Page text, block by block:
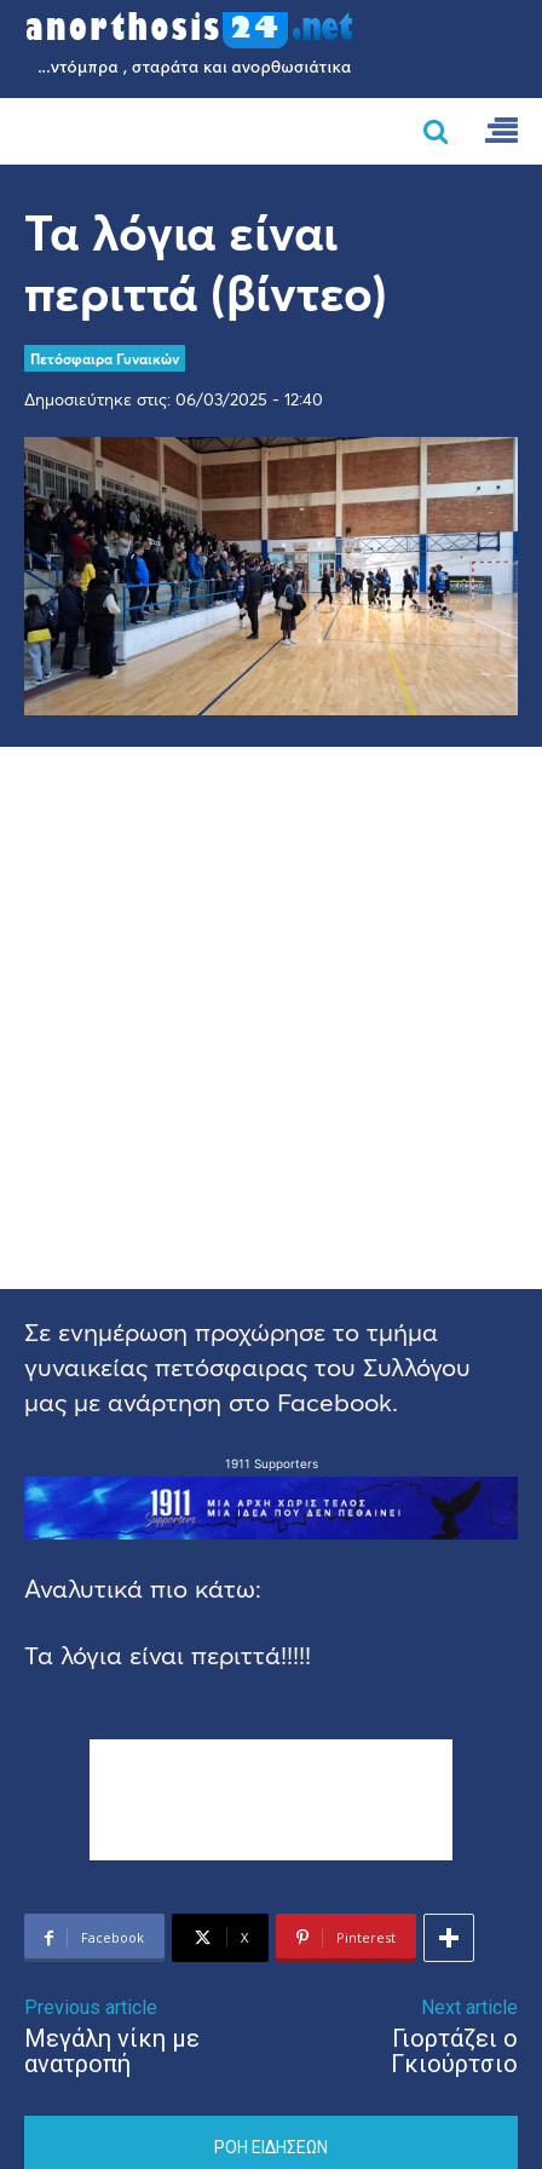
Τα λόγια είναι
περιττά (βίντεο)
Πετόσφαιρα Γυναικών
Δημοσιεύτηκε στις: 06/03/2025 - 12:40
Σε ενημέρωση προχώρησε το τμήμα
γυναικείας πετόσφαιρας του Συλλόγου
μας με ανάρτηση στο Facebook.
1911 Supporters
Αναλυτικά πιο κάτω:
Τα λόγια είναι περιττά!!!!!
Facebook X Pinterest
Previous article
Μεγάλη νίκη με
ανατροπή
Next article
Γιορτάζει ο
Γκιούρτσιο
ΡΟΗ ΕΙΔΗΣΕΩΝ